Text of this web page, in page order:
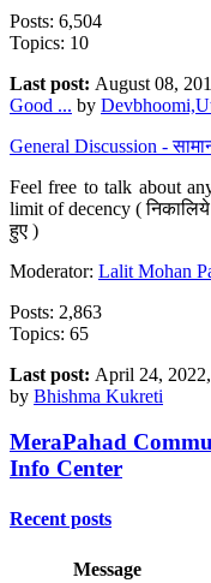
Posts: 6,504
Topics: 10
Last post: August 08,
Good ... by
General Discussion -
Feel free to talk about
limit of decency (
हुए )
Moderator: Lalit Mohan
Posts: 2,863
Topics: 65
Last post: April 24,
by Bhishma Kukreti
MeraPahad
Info Center
Recent posts
Message